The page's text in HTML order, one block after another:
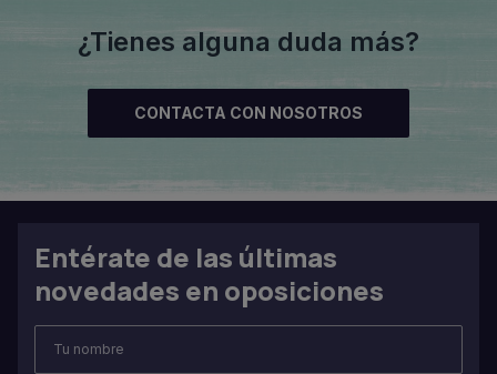
¿Tienes alguna duda más?
CONTACTA CON NOSOTROS
Entérate de las últimas
novedades en oposiciones